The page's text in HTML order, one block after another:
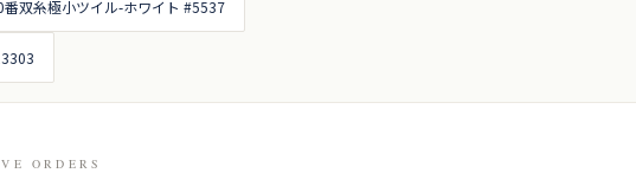
双糸極小ツイル-ホワイト #5537
ORDERS